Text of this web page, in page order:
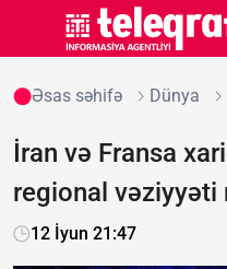
Əsas səhifə Dünya
İran və Fransa
regional vəziyyəti
12 İyun 21:47